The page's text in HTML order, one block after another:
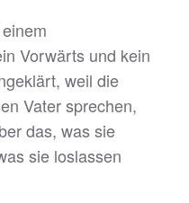
Vorwärts und kein
weil die
Vater sprechen,
das, was sie
sie loslassen